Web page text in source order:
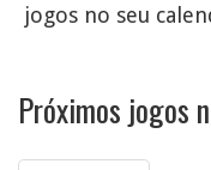
jogos no seu
Próximos jogos